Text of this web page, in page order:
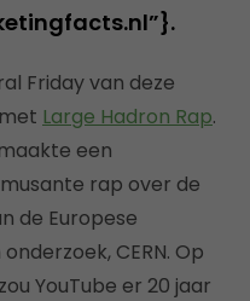
Friday van deze
Large Hadron Rap.
een
rap over de
de Europese
CERN. Op
YouTube er 20 jaar